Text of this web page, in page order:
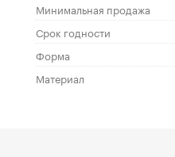
Минимальная продажа
Срок годности
Форма
Материал